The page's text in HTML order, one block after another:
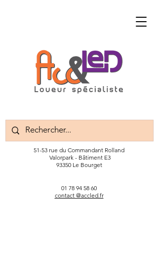
51-53 rue du Commandant Rolland
Valorpark - Bâtiment E3
93350 Le Bourget
01 78 94 58 60
contact @accled.fr